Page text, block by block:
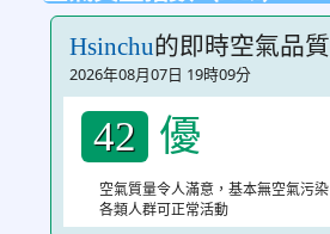
Hsinchu的即時空氣品質
2026年08月07日 19時09分
42 優
空氣質量令人滿意，基本無空氣污染
各類人群可正常活動